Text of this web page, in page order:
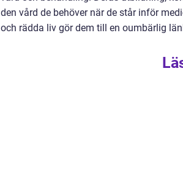
den vård de behöver när de står inför
och rädda liv gör dem till en oumbärlig